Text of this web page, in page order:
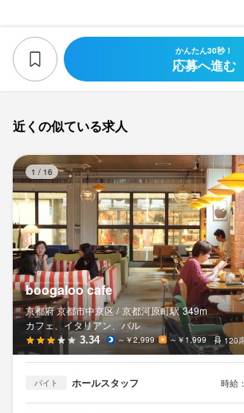
かんたん30秒！
応募へ進む
近くの似ている求人
1 / 16
boogaloo cafe
京都府 京都市中京区 / 京都河原町駅 349m
カフェ、イタリアン、バル
3.34 ～￥2,999 ～￥1,999 120
バイト ホールスタッフ 時給：